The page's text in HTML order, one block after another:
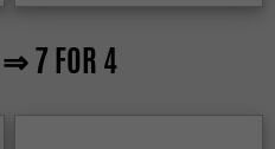
⇒ 7 FOR 4